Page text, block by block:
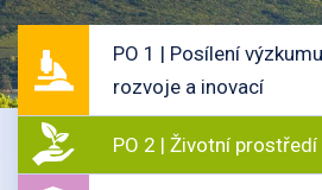
PO 1 | Posílení
rozvoje a inovací
PO 2 | Životní